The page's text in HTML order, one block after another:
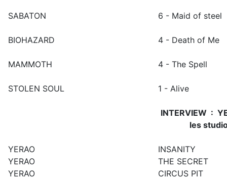
SABATON 6 - Maid of steel
BIOHAZARD 4 - Death of Me
MAMMOTH 4 - The Spell
STOLEN SOUL 1 - Alive
INTERVIEW :
les
YERAO
INSANITY
YERAO
THE SECRET
YERAO
CIRCUS PIT